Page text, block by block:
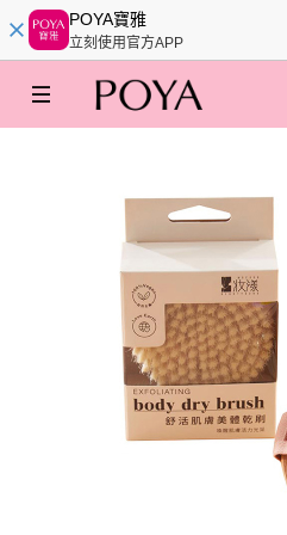
POYA寶雅
立刻使用官方APP